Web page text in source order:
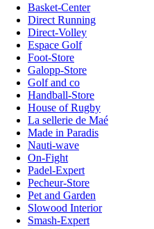
Basket-Center
Direct Running
Direct-Volley
Espace Golf
Foot-Store
Galopp-Store
Golf and co
Handball-Store
House of Rugby
La sellerie de Maé
Made in Paradis
Nauti-wave
On-Fight
Padel-Expert
Pecheur-Store
Pet and Garden
Slowood Interior
Smash-Expert